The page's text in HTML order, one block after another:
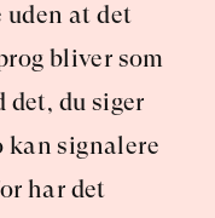
at det
bliver som
det, du siger
kan signalere
har det